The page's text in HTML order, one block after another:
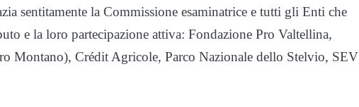
sentitamente la Commissione esaminatrice e tutti gli Enti che
e la loro partecipazione attiva: Fondazione Pro Valtellina,
Montano), Crédit Agricole, Parco Nazionale dello Stelvio, SEV